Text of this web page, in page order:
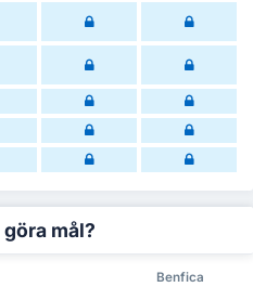
göra mål?
Benfica